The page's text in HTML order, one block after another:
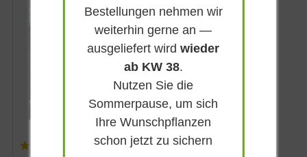
Immergrün
bis zu 50 cm
6)
Bestellungen nehmen wir
weiterhin gerne an —
ausgeliefert wirdwieder
ab KW 38.
Nutzen Sie die
Sommerpause, um sich
Ihre Wunschpflanzen
schon jetzt zu sichern